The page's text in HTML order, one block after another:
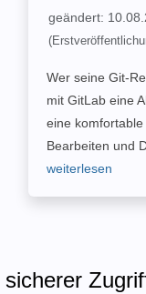
geändert:
Wer seine Git-
mit GitLab eine
eine
Bearbeiten und
weiterlesen
sicherer